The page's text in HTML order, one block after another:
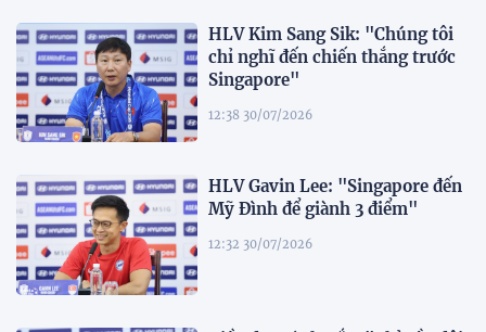
HLV Kim Sang Sik: "Chúng tôi
chỉ nghĩ đến chiến thắng trước
Singapore"
12:38 30/07/2026
HLV Gavin Lee: "Singapore đến
Mỹ Đình để giành 3 điểm"
12:32 30/07/2026